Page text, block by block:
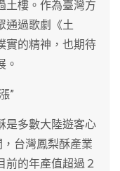
土樓。作為臺灣方
通過歌劇《土
實的精神，也期待
。
”
是多數大陸遊客心
台灣鳳梨酥產業
前的年產值超過２